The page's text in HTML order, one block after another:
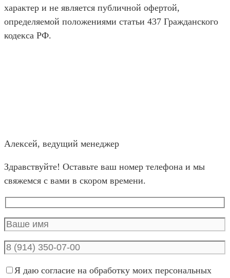
характер и не является публичной офертой,
определяемой положениями статьи 437 Гражданского
кодекса РФ.
Алексей, ведущий менеджер
Здравствуйте! Оставьте ваш номер телефона и мы
свяжемся с вами в скором времени.
Я даю согласие на обработку моих персональных